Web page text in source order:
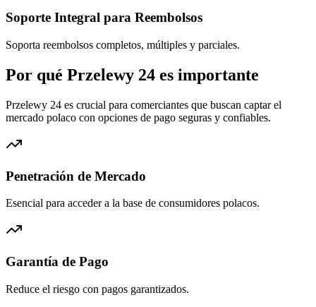
Soporte Integral para Reembolsos
Soporta reembolsos completos, múltiples y parciales.
Por qué Przelewy 24 es importante
Przelewy 24 es crucial para comerciantes que buscan captar el
mercado polaco con opciones de pago seguras y confiables.
Penetración de Mercado
Esencial para acceder a la base de consumidores polacos.
Garantía de Pago
Reduce el riesgo con pagos garantizados.